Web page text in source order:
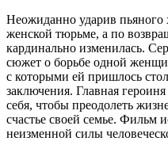
Неожиданно ударив пьяного
женской тюрьме, а по
кардинально изменилась.
сюжет о борьбе одной
с которыми ей пришлось
заключения. Главная
себя, чтобы преодолеть
счастье своей семье. Фильм
неизменной силы